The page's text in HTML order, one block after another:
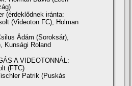
(érdeklődnek iránta:
(Videoton FC), Holman
Ádám (Soroksár),
Kunsági Roland
A VIDEOTONNÁL:
(FTC)
Patrik (Puskás